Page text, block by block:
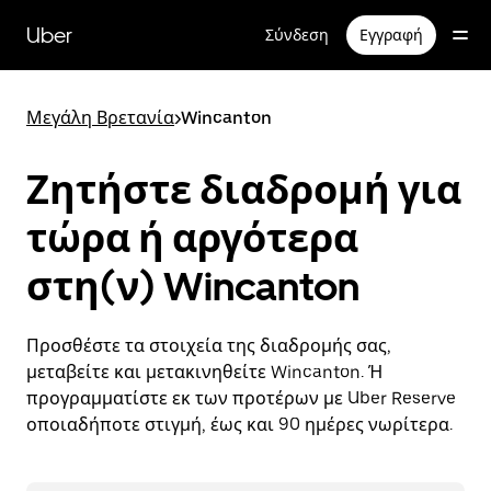
κύριο
περιεχόμενο
Uber Σύνδεση Εγγραφή
Μεγάλη Βρετανία>Wincanton
Ζητήστε διαδρομή για
τώρα ή αργότερα
στη(ν) Wincanton
Προσθέστε τα στοιχεία της διαδρομής σας,
μεταβείτε και μετακινηθείτε Wincanton. Ή
προγραμματίστε εκ των προτέρων με Uber Reserve
οποιαδήποτε στιγμή, έως και 90 ημέρες νωρίτερα.